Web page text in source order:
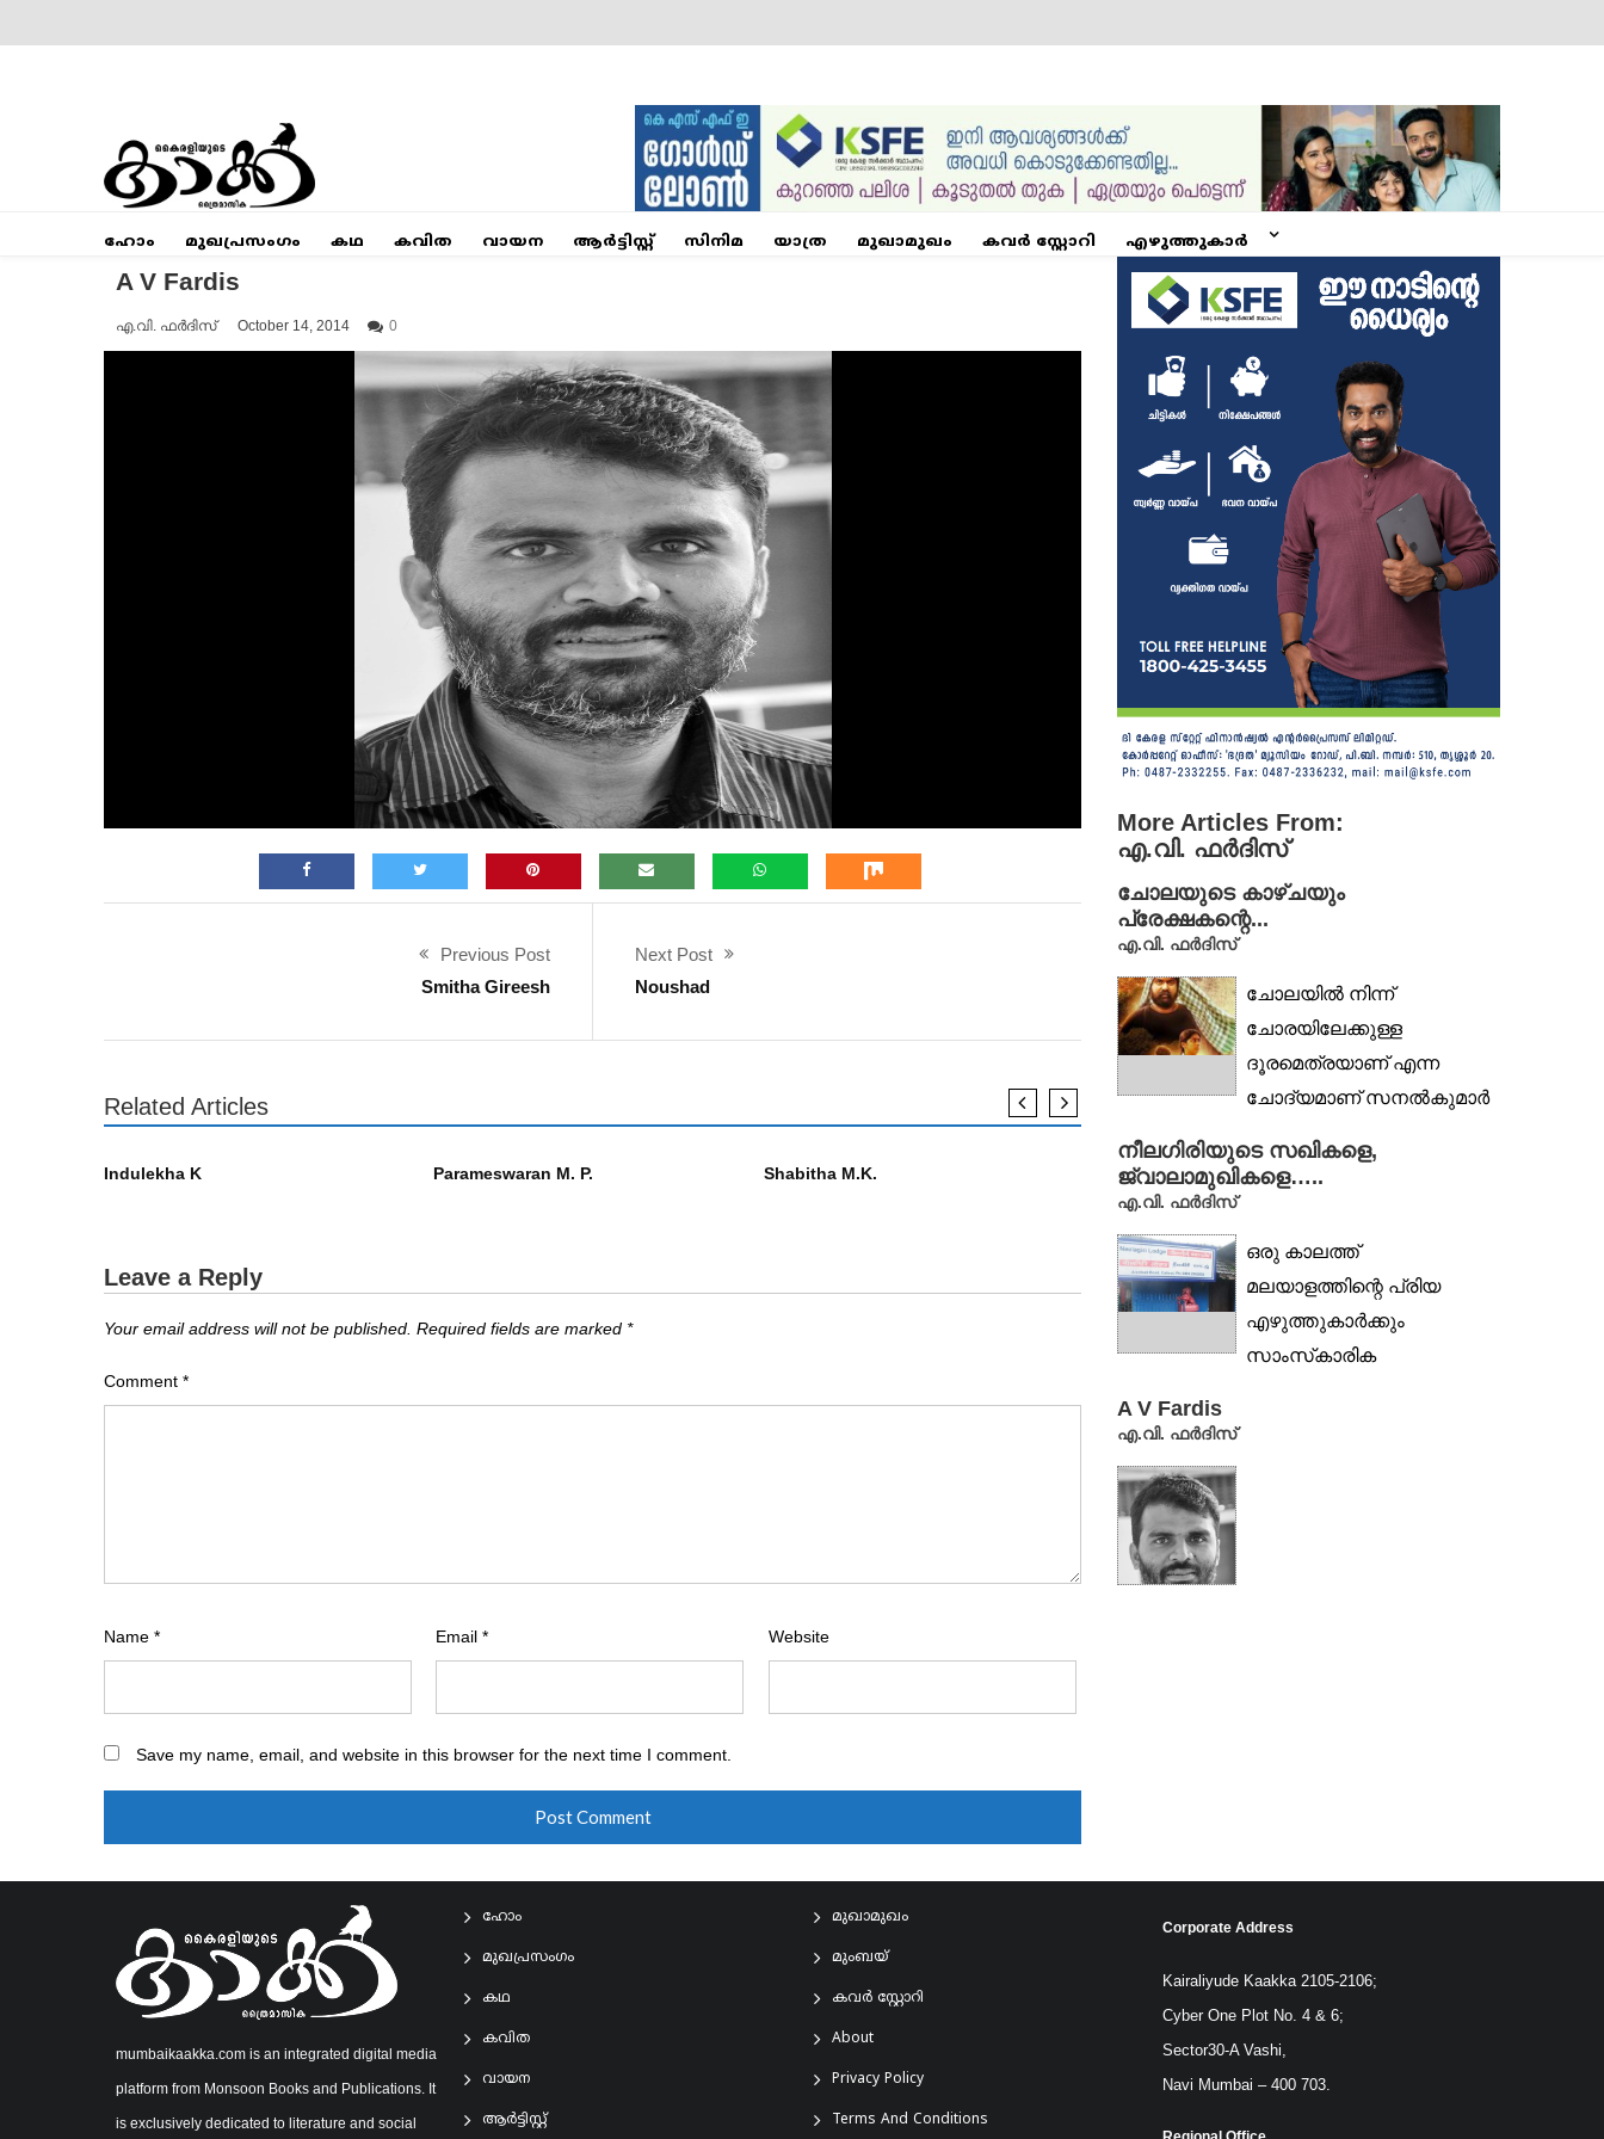
Mumbai Kaakka
ഹോം മുഖപ്രസംഗം കഥ കവിത വായന ആര്‍ട്ടിസ്റ്റ് സിനിമ യാത്ര മുഖാമുഖം കവർ സ്റ്റോറി എഴുത്തുകാർ
A V Fardis
എ.വി. ഫർദിസ് October 14, 2014 0
Previous Post
Smitha Gireesh
Next Post
Noushad
Related Articles
എഴുത്തുകാർ
Indulekha K
എഴുത്തുകാർ
Parameswaran M. P.
എഴുത്തുകാർ
Shabitha M.K. Alavikkutty K.C.
Leave a Reply
Your email address will not be published. Required fields are marked *
Comment *
Name * Email* Website
Save my name, email, and website in this browser for the next time I comment.
More Articles From:
എ.വി. ഫർദിസ്
ചോലയുടെ കാഴ്ചയും
പ്രേക്ഷകന്റെ...
എ.വി. ഫർദിസ്
ചോലയിൽ നിന്ന്
ചോരയിലേക്കുള്ള
ദൂരമെത്രയാണ് എന്ന
ചോദ്യമാണ് സനൽകുമാർ
സംവിധായകൻ തന്റെ...
നീലഗിരിയുടെ സഖികളെ,
ജ്വാലാമുഖികളെ…..
എ.വി. ഫർദിസ്
ഒരു കാലത്ത്
മലയാളത്തിന്റെ പ്രിയ
എഴുത്തുകാർക്കും
സാംസ്‌കാരിക
A V Fardis
എ.വി. ഫർദിസ്
mumbaikaakka.com is an integrated digital media
platform from Monsoon Books and Publications. It
is exclusively dedicated to literature and social
ഹോം
മുഖപ്രസംഗം
കഥ
കവിത
വായന
ആര്‍ട്ടിസ്റ്റ്
മുഖാമുഖം
മുംബയ്
കവർ സ്റ്റോറി
About
Privacy Policy
Terms And Conditions
Corporate Address
Kairaliyude Kaakka 2105-2106;
Cyber One Plot No. 4 & 6;
Sector30-A Vashi,
Navi Mumbai – 400 703.